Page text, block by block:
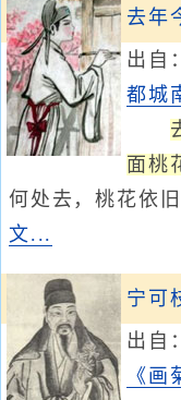
去年
出自：
都城
面桃
何处去，桃花依旧
文...
宁可
出自
《画